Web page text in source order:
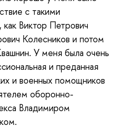
с такими
как Виктор Петрович
Колесников и потом
У меня была очень
и преданная
и военных помощников
оборонно-
Владимиром